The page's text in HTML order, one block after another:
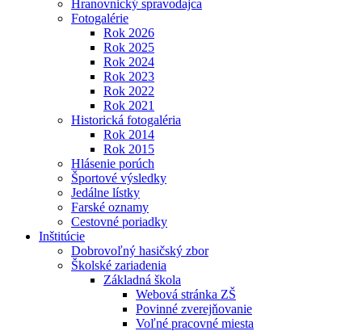
Hranovnický spravodajca
Fotogalérie
Rok 2026
Rok 2025
Rok 2024
Rok 2023
Rok 2022
Rok 2021
Historická fotogaléria
Rok 2014
Rok 2015
Hlásenie porúch
Športové výsledky
Jedálne lístky
Farské oznamy
Cestovné poriadky
Inštitúcie
Dobrovoľný hasičský zbor
Školské zariadenia
Základná škola
Webová stránka ZŠ
Povinné zverejňovanie
Voľné pracovné miesta